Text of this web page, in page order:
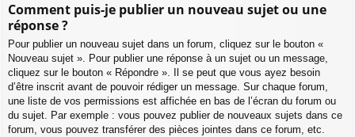
Comment puis-je publier un nouveau sujet ou une
réponse ?
Pour publier un nouveau sujet dans un forum, cliquez sur le bouton «
Nouveau sujet ». Pour publier une réponse à un sujet ou un message,
cliquez sur le bouton « Répondre ». Il se peut que vous ayez besoin
d’être inscrit avant de pouvoir rédiger un message. Sur chaque forum,
une liste de vos permissions est affichée en bas de l’écran du forum ou
du sujet. Par exemple : vous pouvez publier de nouveaux sujets dans ce
forum, vous pouvez transférer des pièces jointes dans ce forum, etc.